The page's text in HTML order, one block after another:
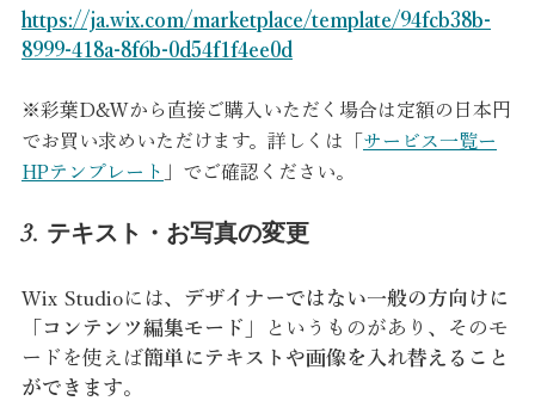
https://ja.wix.com/marketplace/template/94fcb38b-
8999-418a-8f6b-0d54f1f4ee0d
※彩葉D&Wから直接ご購入いただく場合は定額の日本円
でお買い求めいただけます。詳しくは「 サービス一覧ー
HPテンプレート
」でご確認ください。
3. テキスト・お写真の変更
Wix Studioには、 デザイナーではない一般の方向けに
「コンテンツ編集モード」
というものがあり、そのモ
ードを使えば簡単にテキストや画像を入れ替えること
ができます。